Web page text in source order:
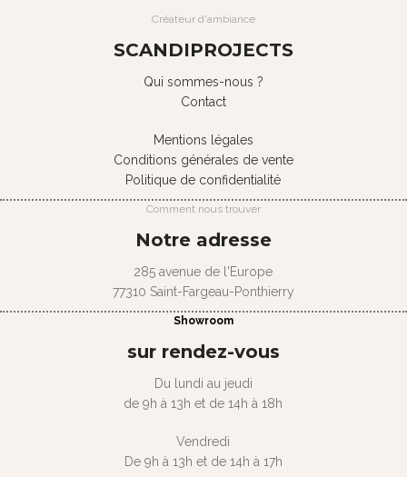
Créateur d'ambiance
SCANDIPROJECTS
Qui sommes-nous ?
Contact
Mentions légales
Conditions générales de vente
Politique de confidentialité
Comment nous trouver
Notre adresse
285 avenue de l'Europe
77310 Saint-Fargeau-Ponthierry
Showroom
sur rendez-vous
Du lundi au jeudi
de 9h à 13h et de 14h à 18h
Vendredi
De 9h à 13h et de 14h à 17h